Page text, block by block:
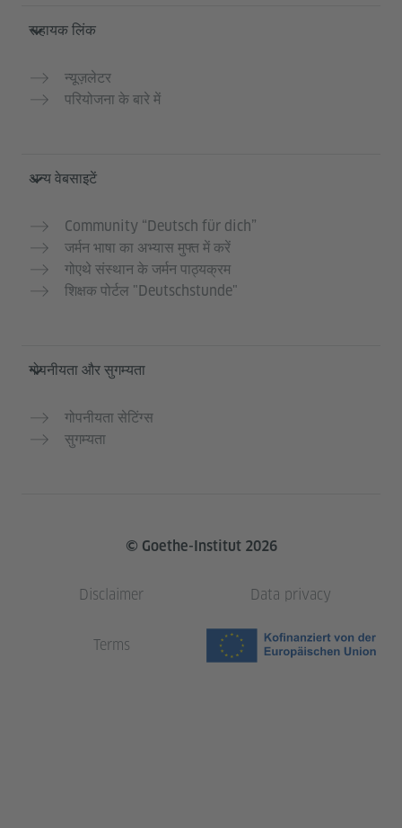
सहायक लिंक
न्यूज़लेटर
परियोजना के बारे में
अन्य वेबसाइटें
Community “Deutsch für dich”
जर्मन भाषा का अभ्यास मुफ्त में करें
गोएथे संस्थान के जर्मन पाठ्यक्रम
शिक्षक पोर्टल "Deutschstunde"
गोपनीयता और सुगम्यता
गोपनीयता सेटिंग्स
सुगम्यता
© Goethe-Institut 2026
Disclaimer Data privacy
Terms